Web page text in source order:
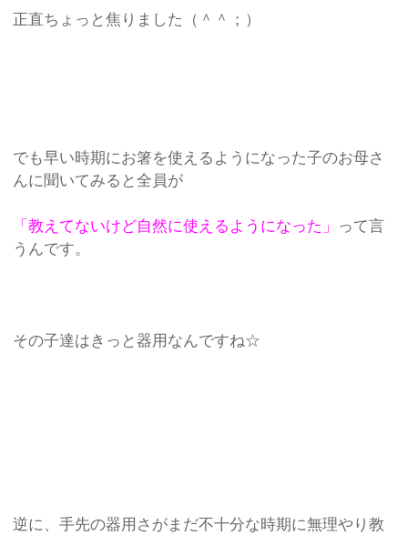
正直ちょっと焦りました（＾＾；）
でも早い時期にお箸を使えるようになった子のお母さ
んに聞いてみると全員が
「教えてないけど自然に使えるようになった」 って言
うんです。
その子達はきっと器用なんですね☆
逆に、手先の器用さがまだ不十分な時期に無理やり教